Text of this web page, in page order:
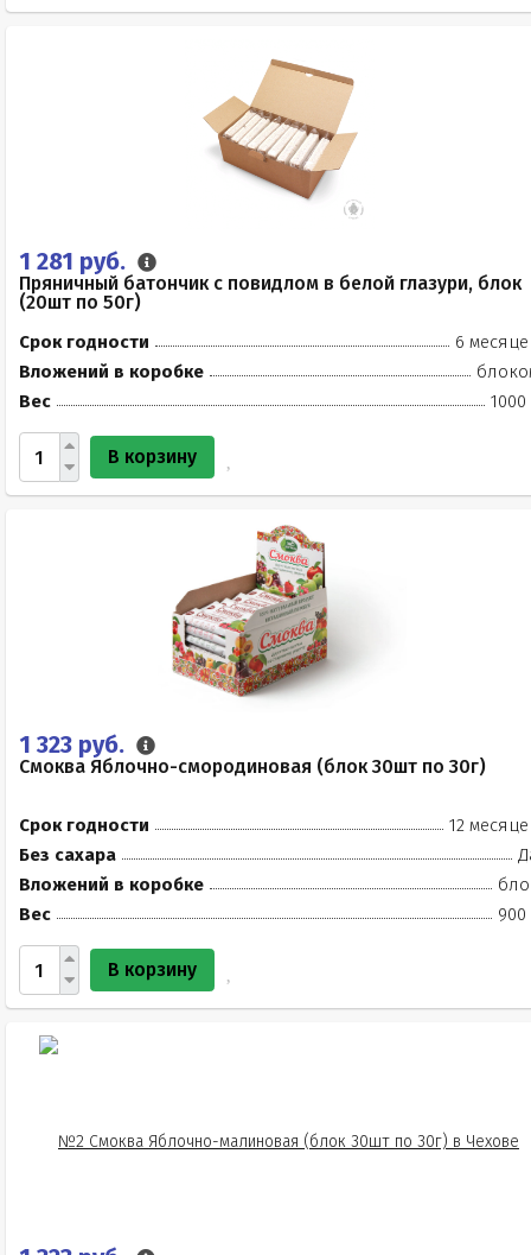
1 281 руб.
Пряничный батончик с повидлом в белой глазури, блок
(20шт по 50г)
Срок годности
6
Вложений в коробке
Вес
1000
В корзину
1 323 руб.
Смоква Яблочно-смородиновая (блок 30шт по 30г)
Срок годности
12
Без сахара
Вложений в коробке
Вес
900
В корзину